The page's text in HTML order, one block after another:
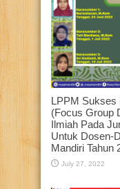
LPPM Sukses
(Focus Group
Ilmiah Pada
Untuk Dosen-
Mandiri Tahun
July 27, 2022